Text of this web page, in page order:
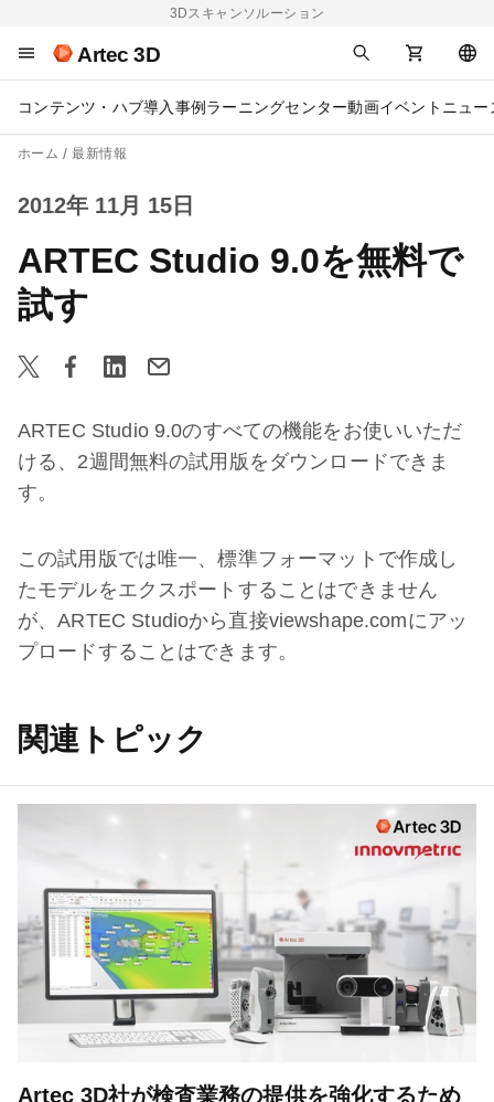
3Dスキャンソルーション
Artec 3D
コンテンツ・ハブ導入事例 ラーニングセンター動画イベント ニュー
ホーム 最新情報
2012年 11月 15日
ARTEC Studio 9.0を無料で
試す
ARTEC Studio 9.0のすべての機能をお使いいただ
ける、2週間無料の試用版をダウンロードできま
す。
この試用版では唯一、標準フォーマットで作成し
たモデルをエクスポートすることはできません
が、ARTEC Studioから直接viewshape.comにアッ
プロードすることはできます。
関連トピック
Artec 3D社が検査業務の提供を強化するため